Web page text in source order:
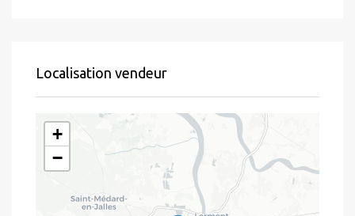
Localisation vendeur
+
−